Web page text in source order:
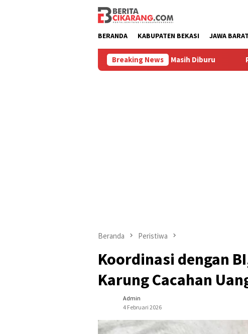
BERANDA KABUPATEN BEKASI JAWA BARAT
Breaking News
Kerja di Sukatani, Pelaku Masih Diburu Pasar Baru
Beranda Peristiwa
Koordinasi dengan
Karung Cacahan
Admin
4 Februari 2026